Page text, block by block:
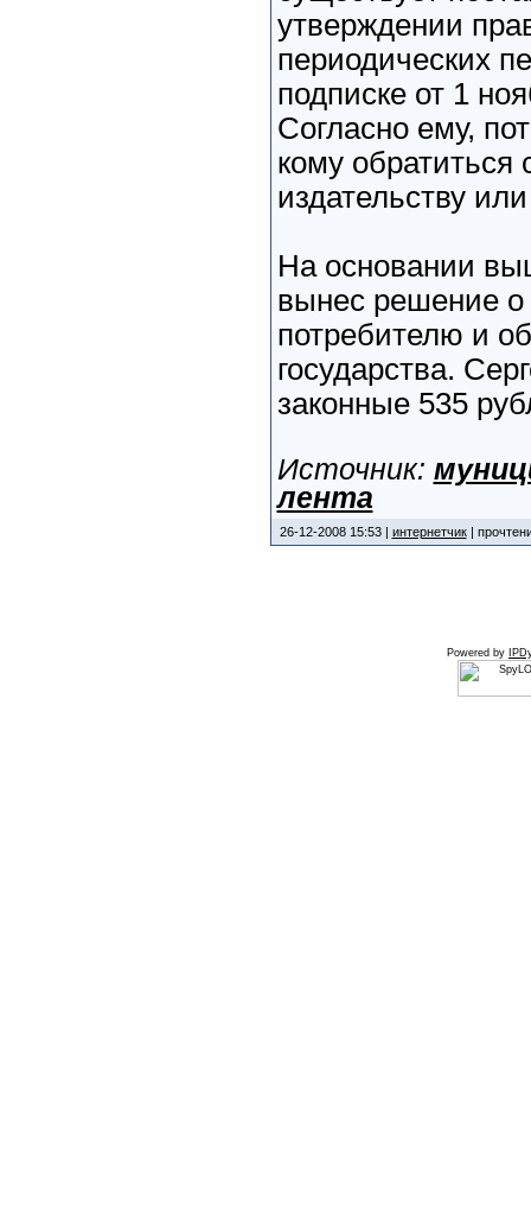
утверждении
периодических
подписке от 1
Согласно ему,
кому обратиться
издательству
На основании
вынес решение
потребителю и
государства.
законные 535
Источник:
лента
26-12-2008 15:53 | интернетчик|
Powered by